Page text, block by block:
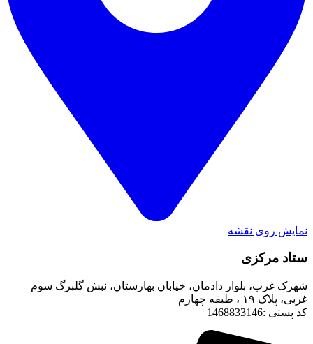
نمایش روی نقشه
ستاد مرکزی
شهرک غرب، بلوار دادمان، خیابان بهارستان، نبش گلبرگ سوم
غربی، پلاک ۱۹ ، طبقه چهارم
کد پستی :1468833146